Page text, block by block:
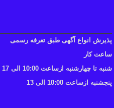
پذیرش انواع آگهی طبق تعرفه رسمی
ساعت کار
شنبه تا چهارشنبه ازساعت 10:00 الی 17
پنجشنبه ازساعت 10:00 الی 13